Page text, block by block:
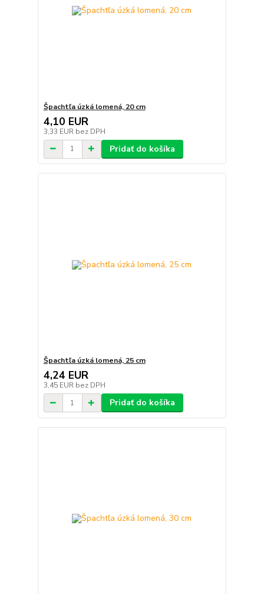
Špachtľa úzká lomená, 20 cm
4,10 EUR
3,33 EUR bez DPH
Pridať do košíka
Špachtľa úzká lomená, 25 cm
4,24 EUR
3,45 EUR bez DPH
Pridať do košíka